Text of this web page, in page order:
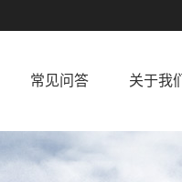
常见问答 关于我们